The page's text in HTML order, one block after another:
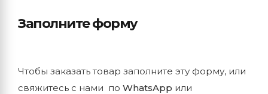
Заполните форму
Чтобы заказать товар заполните эту форму, или
свяжитесь с нами по WhatsApp или